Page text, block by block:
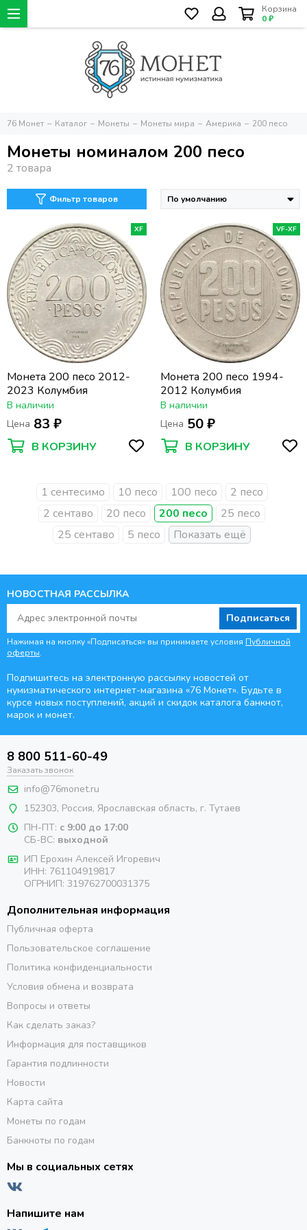
Корзина
0 ₽
76 Монет Каталог Монеты Монеты мира Америка 200 песо
Монеты номиналом 200 песо
Фильтр товаров
XF
Монета 200 песо 2012-
2023 Колумбия
В наличии
Цена 83 ₽
В КОРЗИНУ
VF-XF
Монета 200 песо 1994-
2012 Колумбия
В наличии
Цена 50 ₽
В КОРЗИНУ
1 сентесимо 10 песо 100 песо
2 песо
2 сентаво
20 песо 200 песо
25 песо
25 сентаво
5 песо
НОВОСТНАЯ РАССЫЛКА
Подписаться
Нажимая на кнопку «Подписаться» вы принимаете условия Публичной
оферты.
Подпишитесь на электронную рассылку новостей от
нумизматического интернет-магазина «76 Монет». Будьте в
курсе новых поступлений, акций и скидок каталога банкнот,
марок и монет.
8 800 511-60-49
Заказать звонок
info@76monet.ru
152303, Россия, Ярославская область, г. Тутаев
ПН-ПТ: с 9:00 до 17:00
СБ-ВС: выходной
ИП Ерохин Алексей Игоревич
ИНН: 761104919817
ОГРНИП: 319762700031375
Дополнительная информация
Публичная оферта
Пользовательское соглашение
Политика конфиденциальности
Условия обмена и возврата
Вопросы и ответы
Как сделать заказ?
Информация для поставщиков
Гарантия подлинности
Новости
Карта сайта
Монеты по годам
Банкноты по годам
Мы в социальных сетях
Напишите нам